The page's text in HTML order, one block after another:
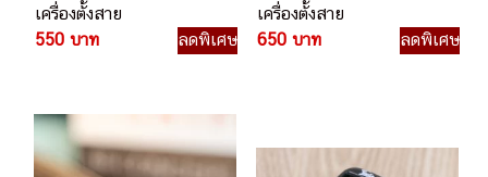
เครื่องตั้งสาย
550 บาท
ลดพิเศษ
เครื่องตั้งสาย
650 บาท
ลดพิเศษ